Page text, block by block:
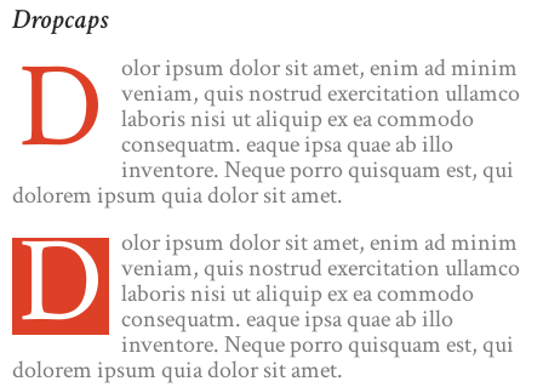
Dropcaps
D
olor ipsum dolor sit amet, enim ad minim
veniam, quis nostrud exercitation ullamco
laboris nisi ut aliquip ex ea commodo
consequatm. eaque ipsa quae ab illo
inventore. Neque porro quisquam est, qui
dolorem ipsum quia dolor sit amet.
D olor ipsum dolor sit amet, enim ad minim
veniam, quis nostrud exercitation ullamco
laboris nisi ut aliquip ex ea commodo
consequatm. eaque ipsa quae ab illo
inventore. Neque porro quisquam est, qui
dolorem ipsum quia dolor sit amet.